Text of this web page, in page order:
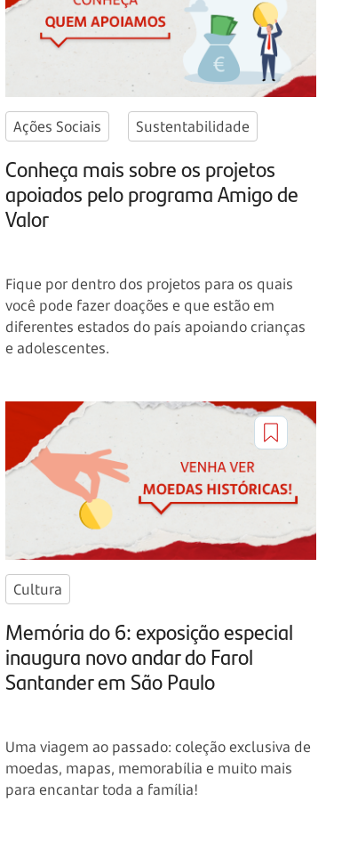
Ações Sociais Sustentabilidade
Conheça mais sobre os projetos
apoiados pelo programa Amigo de
Valor
Fique por dentro dos projetos para os quais
você pode fazer doações e que estão em
diferentes estados do país apoiando crianças
e adolescentes.
Cultura
Memória do 6: exposição especial
inaugura novo andar do Farol
Santander em São Paulo
Uma viagem ao passado: coleção exclusiva de
moedas, mapas, memorabília e muito mais
para encantar toda a família!